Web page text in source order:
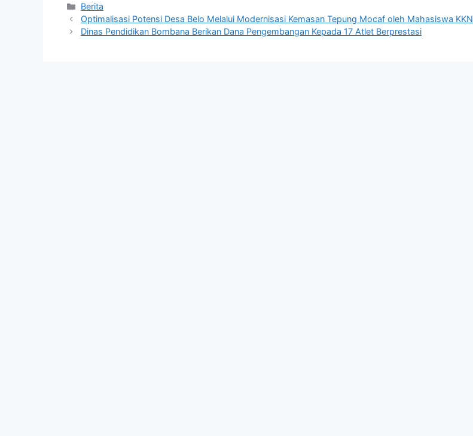
Kategori
Berita
Optimalisasi Potensi Desa Belo Melalui Modernisasi Kemasan Tepung Mocaf oleh Mahasiswa KKN
Dinas Pendidikan Bombana Berikan Dana Pengembangan Kepada 17 Atlet Berprestasi